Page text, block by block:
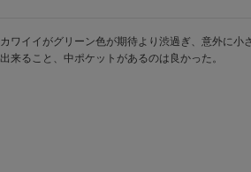
カワイイがグリーン色が期待より渋過ぎ、意外に
出来ること、中ポケットがあるのは良かった。